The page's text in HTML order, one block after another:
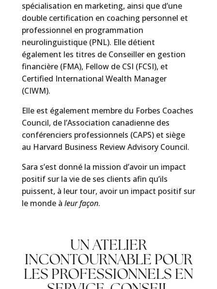
spécialisation en marketing, ainsi que d’une
double certification en coaching personnel et
professionnel en programmation
neurolinguistique (PNL). Elle détient
également les titres de Conseiller en gestion
financière (FMA), Fellow de CSI (FCSI), et
Certified International Wealth Manager
(CIWM).
Elle est également membre du Forbes Coaches
Council, de l’Association canadienne des
conférenciers professionnels (CAPS) et siège
au Harvard Business Review Advisory Council.
Sara s’est donné la mission d’avoir un impact
positif sur la vie de ses clients afin qu’ils
puissent, à leur tour, avoir un impact positif sur
le monde à leurfaçon.
UN ATELIER
INCONTOURNABLE POUR
LES PROFESSIONNELS EN